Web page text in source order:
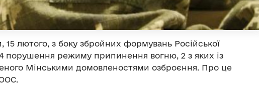
лютого, з боку збройних формувань Російської
порушення режиму припинення вогню, 2 з яких із
Мінськими домовленостями озброєння. Про це